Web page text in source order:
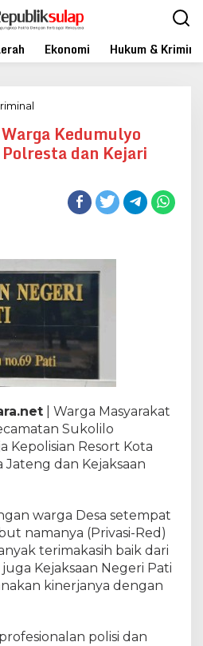
Ekonomi Hukum &
Illegal,
Warga
Kedumulyo
Polresta
Kedumulyo
dan Kejari
| Warga Masyarakat
Sukolilo
Kepolisian Resort Kota
Jateng dan Kejaksaan
warga Desa setempat
namanya (Privasi-Red)
terimakasih baik dari
Kejaksaan Negeri Pati
kinerjanya dengan
polisi dan